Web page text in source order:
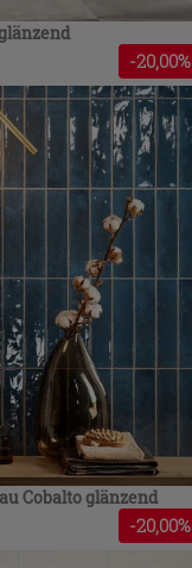
-20,00%
Cobalto glänzend
-20,00%